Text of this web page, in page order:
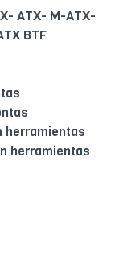
ATX- M-ATX-
BTF
herramientas
herramientas